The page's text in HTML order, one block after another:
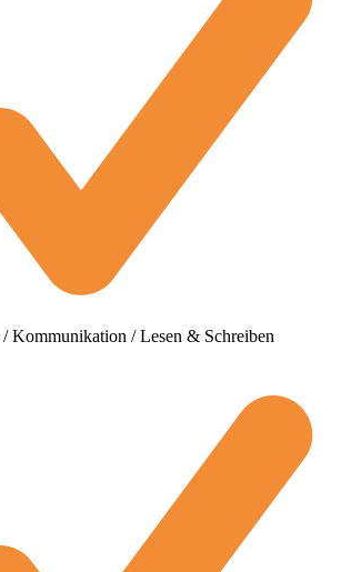
/ Kommunikation / Lesen & Schreiben